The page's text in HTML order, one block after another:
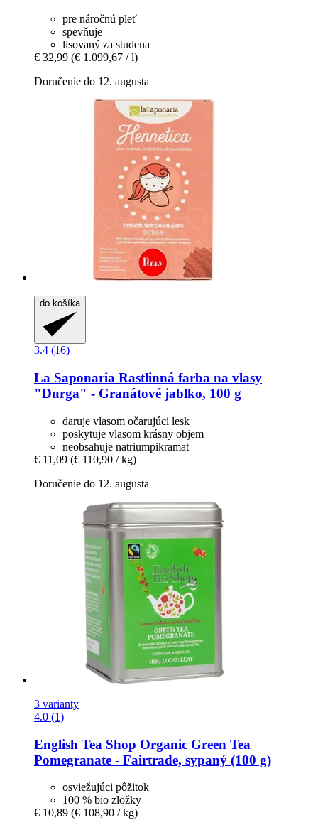
pre náročnú pleť
spevňuje
lisovaný za studena
€ 32,99 (€ 1.099,67 / l)
Doručenie do 12. augusta
do košíka
3.4 (16)
La Saponaria Rastlinná farba na vlasy
"Durga" -​ Granátové jablko, 100 g
daruje vlasom očarujúci lesk
poskytuje vlasom krásny objem
neobsahuje natriumpikramat
€ 11,09 (€ 110,90 / kg)
Doručenie do 12. augusta
3 varianty
4.0 (1)
English Tea Shop Organic Green Tea
Pomegranate -​ Fairtrade, sypaný (100 g)
osviežujúci pôžitok
100 % bio zložky
€ 10,89 (€ 108,90 / kg)